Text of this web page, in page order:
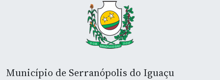
Município de Serranópolis do Iguaçu